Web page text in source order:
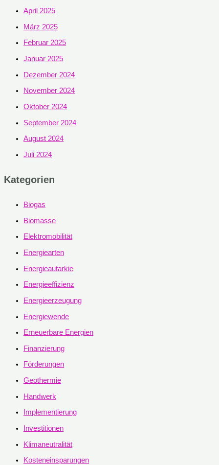
April 2025
März 2025
Februar 2025
Januar 2025
Dezember 2024
November 2024
Oktober 2024
September 2024
August 2024
Juli 2024
Kategorien
Biogas
Biomasse
Elektromobilität
Energiearten
Energieautarkie
Energieeffizienz
Energieerzeugung
Energiewende
Erneuerbare Energien
Finanzierung
Förderungen
Geothermie
Handwerk
Implementierung
Investitionen
Klimaneutralität
Kosteneinsparungen